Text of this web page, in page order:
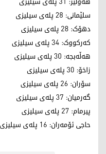
سلێمانی: 28 پلەی سیلیزی
دهۆک: 28 پلەی سیلیزی
کەرکووک: 34 پلەی سیلیزی
هەڵەبجە: 30 پلەی سیلیزی
زاخۆ: 30 پلەی سیلیزی
سۆران: 26 پلەی سیلیزی
گەرمیان: 37 پلەی سیلیزی
پیرمام: 27 پلەی سیلیزی
حاجی ئۆمەران: 16 پلەی سیلیزی.